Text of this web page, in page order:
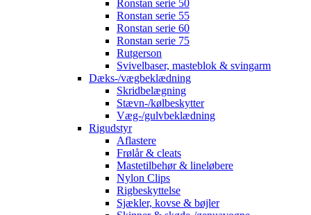
Ronstan serie 50
Ronstan serie 55
Ronstan serie 60
Ronstan serie 75
Rutgerson
Svivelbaser, masteblok & svingarm
Dæks-/vægbeklædning
Skridbelægning
Stævn-/kølbeskytter
Væg-/gulvbeklædning
Rigudstyr
Aflastere
Frølår & cleats
Mastetilbehør & lineløbere
Nylon Clips
Rigbeskyttelse
Sjækler, kovse & bøjler